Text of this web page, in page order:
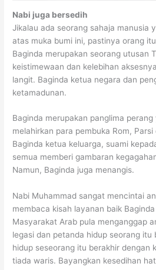
Nabi juga bersedih
Jikalau ada seorang sahaja manusia
atas muka bumi ini, pastinya orang
Baginda merupakan seorang utusan
keistimewaan dan kelebihan
langit. Baginda ketua negara dan
ketamadunan.
Baginda merupakan panglima
melahirkan para pembuka Rom,
Baginda ketua keluarga, suami
semua memberi gambaran
Namun, Baginda juga menangis.
Nabi Muhammad sangat mencintai
membaca kisah layanan baik
Masyarakat Arab pula menganggap
legasi dan petanda hidup seorang itu
hidup seseorang itu berakhir dengan
tiada waris. Bayangkan kesedihan